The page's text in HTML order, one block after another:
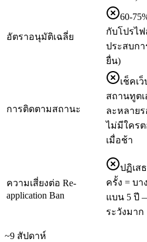
อัตราอนุมัติเฉลี่ย
60-
กับโปรไฟ
ประสบก
ยื่น)
การติดตามสถานะ
เช็คเว็
สถานทูตเ
ละหลาย
ไม่มีใคร
เมื่อช้า
ความเสี่ยงต่อ Re-
application Ban
ปฏิเส
ครั้ง = บา
แบน 5 ปี
ระวังมาก
~9 สัปดาห์